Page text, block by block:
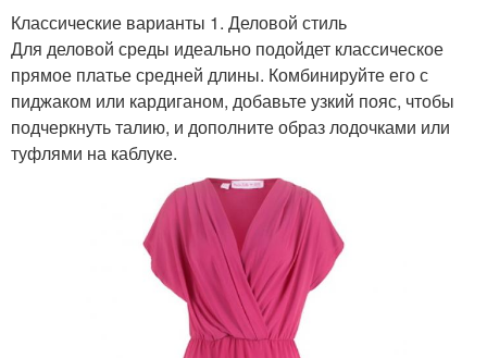
Классические варианты 1. Деловой стиль
Для деловой среды идеально подойдет классическое
прямое платье средней длины. Комбинируйте его с
пиджаком или кардиганом, добавьте узкий пояс, чтобы
подчеркнуть талию, и дополните образ лодочками или
туфлями на каблуке.